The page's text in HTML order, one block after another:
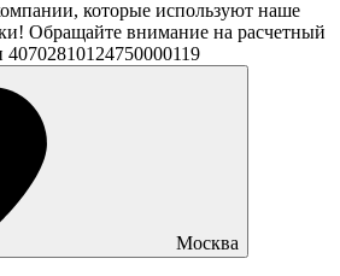
которые используют наше
Обращайте внимание на расчетный
Москва